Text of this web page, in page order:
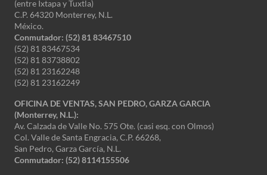
(entre Ixtapa y Tuxtla)
C.P. 64320 Monterrey, N.L.
México.
Conmutador: (52) 81 83467510
(52) 81 83467534
(52) 81 83738802
(52) 81 23162248
(52) 81 23162249
OFICINA DE VENTAS, SAN PEDRO, GARZA GARCIA
(Monterrey, N.L.):
Av. Calzada de Valle No. 575 Ote. (casi esq. con Olmos)
Col. Valle de Santa Engracia, C.P. 66268,
San Pedro, Garza García, N.L.
Conmutador: (52) 8114155506